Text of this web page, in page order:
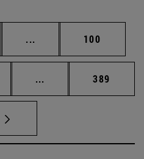
... Páginas intermedias
Página
100
... Páginas intermedias
Página
389